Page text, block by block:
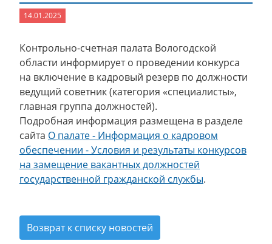
14.01.2025
Контрольно-счетная палата Вологодской
области информирует о проведении конкурса
на включение в кадровый резерв по должности
ведущий советник (категория «специалисты»,
главная группа должностей).
Подробная информация размещена в разделе
сайта О палате - Информация о кадровом
обеспечении - Условия и результаты конкурсов
на замещение вакантных должностей
государственной гражданской службы.
Возврат к списку новостей